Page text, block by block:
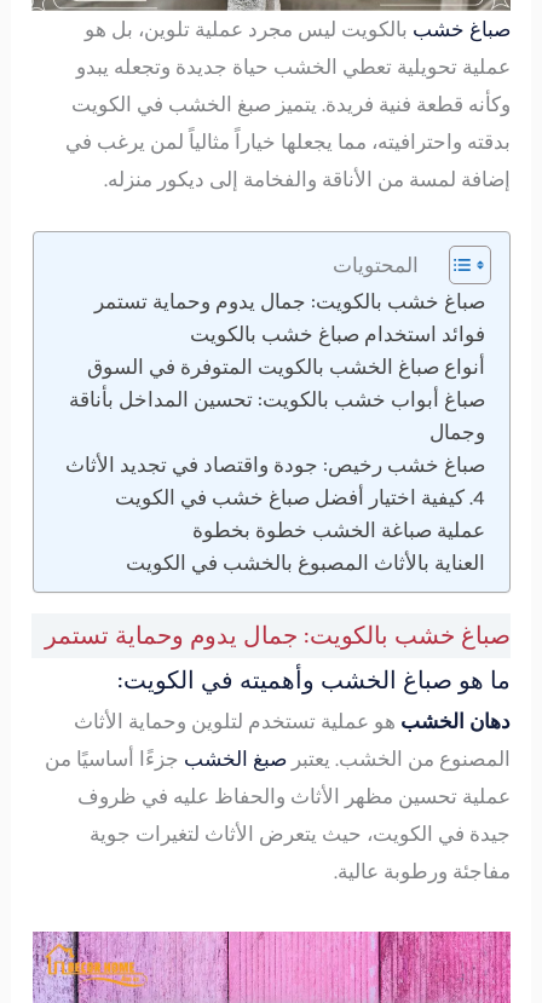
صباغ خشب بالكويت ليس مجرد عملية تلوين، بل هو
عملية تحويلية تعطي الخشب حياة جديدة وتجعله يبدو
وكأنه قطعة فنية فريدة. يتميز صبغ الخشب في الكويت
بدقته واحترافيته، مما يجعلها خياراً مثالياً لمن يرغب في
إضافة لمسة من الأناقة والفخامة إلى ديكور منزله.
المحتويات
صباغ خشب بالكويت: جمال يدوم وحماية تستمر
فوائد استخدام صباغ خشب بالكويت
أنواع صباغ الخشب بالكويت المتوفرة في السوق
صباغ أبواب خشب بالكويت: تحسين المداخل بأناقة
وجمال
صباغ خشب رخيص: جودة واقتصاد في تجديد الأثاث
4. كيفية اختيار أفضل صباغ خشب في الكويت
عملية صباغة الخشب خطوة بخطوة
العناية بالأثاث المصبوغ بالخشب في الكويت
صباغ خشب بالكويت: جمال يدوم وحماية تستمر
ما هو صباغ الخشب وأهميته في الكويت:
دهان الخشب هو عملية تستخدم لتلوين وحماية الأثاث
المصنوع من الخشب. يعتبرصبغ الخشب جزءًا أساسيًا من
عملية تحسين مظهر الأثاث والحفاظ عليه في ظروف
جيدة في الكويت، حيث يتعرض الأثاث لتغيرات جوية
مفاجئة ورطوبة عالية.